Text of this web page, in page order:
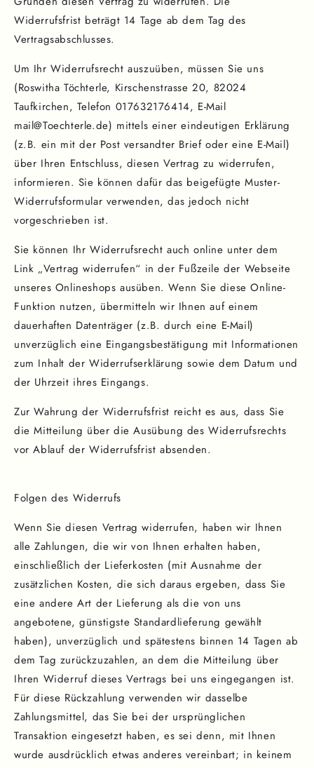
Widerrufsfrist beträgt 14 Tage ab dem Tag des
Vertragsabschlusses.
Um Ihr Widerrufsrecht auszuüben, müssen Sie uns
(Roswitha Töchterle, Kirschenstrasse 20, 82024
Taufkirchen, Telefon 017632176414, E-Mail
mail@Toechterle.de) mittels einer eindeutigen Erklärung
(z.B. ein mit der Post versandter Brief oder eine E-Mail)
über Ihren Entschluss, diesen Vertrag zu widerrufen,
informieren. Sie können dafür das beigefügte Muster-
Widerrufsformular verwenden, das jedoch nicht
vorgeschrieben ist.
Sie können Ihr Widerrufsrecht auch online unter dem
Link „Vertrag widerrufen“ in der Fußzeile der Webseite
unseres Onlineshops ausüben. Wenn Sie diese Online-
Funktion nutzen, übermitteln wir Ihnen auf einem
dauerhaften Datenträger (z.B. durch eine E-Mail)
unverzüglich eine Eingangsbestätigung mit Informationen
zum Inhalt der Widerrufserklärung sowie dem Datum und
der Uhrzeit ihres Eingangs.
Zur Wahrung der Widerrufsfrist reicht es aus, dass Sie
die Mitteilung über die Ausübung des Widerrufsrechts
vor Ablauf der Widerrufsfrist absenden.
Folgen des Widerrufs
Wenn Sie diesen Vertrag widerrufen, haben wir Ihnen
alle Zahlungen, die wir von Ihnen erhalten haben,
einschließlich der Lieferkosten (mit Ausnahme der
zusätzlichen Kosten, die sich daraus ergeben, dass Sie
eine andere Art der Lieferung als die von uns
angebotene, günstigste Standardlieferung gewählt
haben), unverzüglich und spätestens binnen 14 Tagen ab
dem Tag zurückzuzahlen, an dem die Mitteilung über
Ihren Widerruf dieses Vertrags bei uns eingegangen ist.
Für diese Rückzahlung verwenden wir dasselbe
Zahlungsmittel, das Sie bei der ursprünglichen
Transaktion eingesetzt haben, es sei denn, mit Ihnen
wurde ausdrücklich etwas anderes vereinbart; in keinem